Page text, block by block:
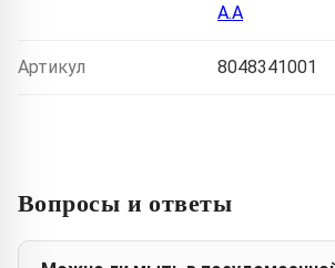
А.А
Артикул 8048341001
Вопросы и ответы